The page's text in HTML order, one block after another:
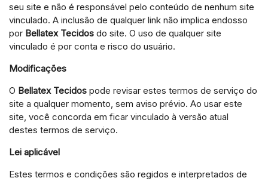
seu site e não é responsável pelo conteúdo de nenhum site
vinculado. A inclusão de qualquer link não implica endosso
por Bellatex Tecidos do site. O uso de qualquer site
vinculado é por conta e risco do usuário.
Modificações
O Bellatex Tecidos pode revisar estes termos de serviço do
site a qualquer momento, sem aviso prévio. Ao usar este
site, você concorda em ficar vinculado à versão atual
destes termos de serviço.
Lei aplicável
Estes termos e condições são regidos e interpretados de